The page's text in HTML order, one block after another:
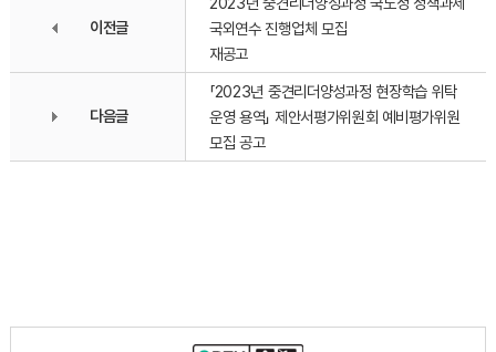
이전글
국외연수 진행업체 모집
재공고
다음글
「2023년 중견리더양성과정 현장학습 위탁
운영 용역」 제안서평가위원회 예비평가위원
모집 공고